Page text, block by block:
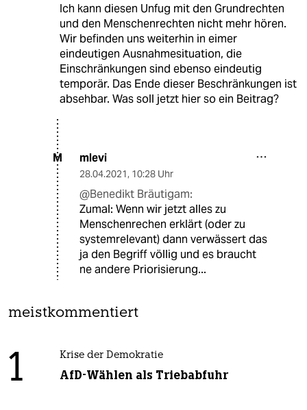
Ich kann diesen Unfug mit den Grundrechten
und den Menschenrechten nicht mehr hören.
Wir befinden uns weiterhin in eimer
eindeutigen Ausnahmesituation, die
Einschränkungen sind ebenso eindeutig
temporär. Das Ende dieser Beschränkungen ist
absehbar. Was soll jetzt hier so ein Beitrag?
M mlevi
28.04.2021, 10:28 Uhr
@Benedikt Bräutigam:
Zumal: Wenn wir jetzt alles zu
Menschenrechen erklärt (oder zu
systemrelevant) dann verwässert das
ja den Begriff völlig und es braucht
ne andere Priorisierung...
meistkommentiert
1 Krise der Demokratie
AfD-Wählen als Triebabfuhr